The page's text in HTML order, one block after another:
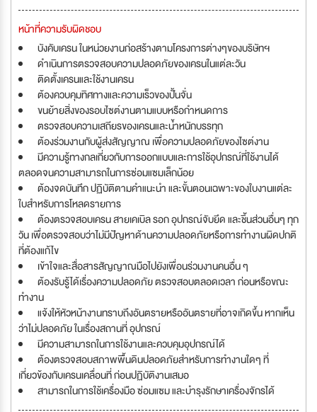
หน้าที่ความรับผิดชอบ
บังคับเครน ในหน่วยงานก่อสร้างตามโครงการต่างๆของบริษัทฯ
ดำเนินการตรวจสอบความปลอดภัยของเครนในแต่ละวัน
ติดตั้งเครนและใช้งานเครน
ต้องควบคุมทิศทางและความเร็วของปั้นจั่น
ขนย้ายสิ่งของรอบไซต์งานตามแบบหรือกำหนดการ
ตรวจสอบความเสถียรของเครนและน้ำหนักบรรทุก
ต้องร่วมงานกับผู้ส่งสัญญาณ เพื่อความปลอดภัยของไซต์งาน
มีความรู้ทางกลเกี่ยวกับการออกแบบและการใช้อุปกรณ์ที่ใช้งานได้
ตลอดจนความสามารถในการซ่อมแซมเล็กน้อย
ต้องจดบันทึก ปฏิบัติตามคำแนะนำ และขั้นตอนเฉพาะของใบงานแต่ละ
ใบสำหรับการโหลดรายการ
ต้องตรวจสอบเครน สายเคเบิล รอก อุปกรณ์จับยึด และชิ้นส่วนอื่นๆ ทุก
วัน เพื่อตรวจสอบว่าไม่มีปัญหาด้านความปลอดภัยหรือการทำงานผิดปกติ
ที่ต้องแก้ไข
เข้าใจและสื่อสารสัญญาณมือไปยังเพื่อนร่วมงานคนอื่น ๆ
ต้องรับรู้ได้เรื่องความปลอดภัย ตรวจสอบตลอดเวลา ก่อนหรือขณะ
ทำงาน
แจ้งให้หัวหน้างานทราบถึงอันตรายหรืออันตรายที่อาจเกิดขึ้น หากเห็น
ว่าไม่ปลอดภัย ในเรื่องสถานที่ อุปกรณ์
มีความสามารถในการใช้งานและควบคุมอุปกรณ์ได้
ต้องตรวจสอบสภาพพื้นดินปลอดภัยสำหรับการทำงานใดๆ ที่
เกี่ยวข้องกับเครนเคลื่อนที่ ก่อนปฏิบัติงานเสมอ
สามารถในการใช้เครื่องมือ ซ่อมแซม และบำรุงรักษาเครื่องจักรได้